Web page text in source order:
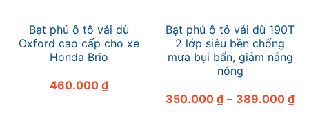
Bạt phủ ô tô vải dù
Oxford cao cấp cho xe
Honda Brio
460.000 ₫
Bạt phủ ô tô vải dù 190T
2 lớp siêu bền chống
mưa bụi bẩn, giảm nắng
nóng
350.000 ₫ – 389.000 ₫